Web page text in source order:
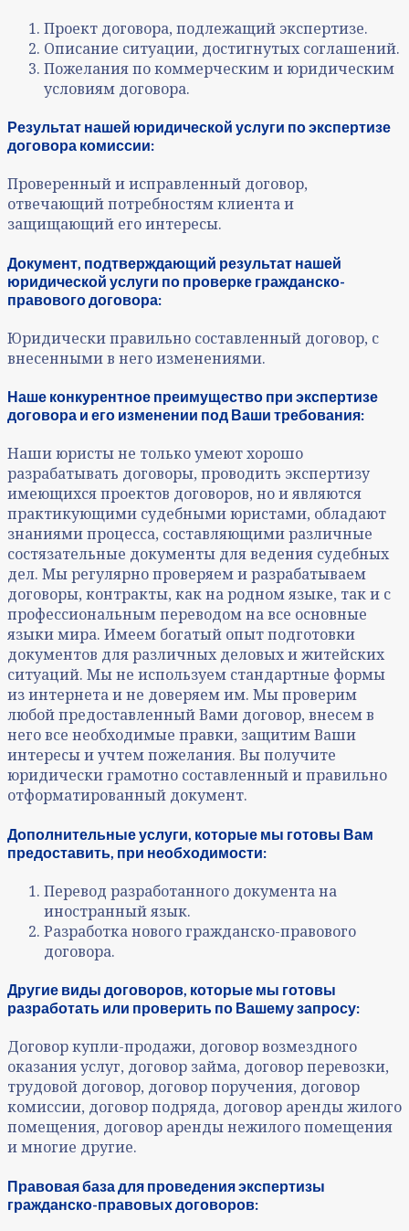
Проект договора, подлежащий экспертизе.
Описание ситуации, достигнутых соглашений.
Пожелания по коммерческим и юридическим
условиям договора.
Результат нашей юридической услуги по экспертизе
договора комиссии:
Проверенный и исправленный договор,
отвечающий потребностям клиента и
защищающий его интересы.
Документ, подтверждающий результат нашей
юридической услуги по проверке гражданско-
правового договора:
Юридически правильно составленный договор, с
внесенными в него изменениями.
Наше конкурентное преимущество при экспертизе
договора и его изменении под Ваши требования:
Наши юристы не только умеют хорошо
разрабатывать договоры, проводить экспертизу
имеющихся проектов договоров, но и являются
практикующими судебными юристами, обладают
знаниями процесса, составляющими различные
состязательные документы для ведения судебных
дел. Мы регулярно проверяем и разрабатываем
договоры, контракты, как на родном языке, так и с
профессиональным переводом на все основные
языки мира. Имеем богатый опыт подготовки
документов для различных деловых и житейских
ситуаций. Мы не используем стандартные формы
из интернета и не доверяем им. Мы проверим
любой предоставленный Вами договор, внесем в
него все необходимые правки, защитим Ваши
интересы и учтем пожелания. Вы получите
юридически грамотно составленный и правильно
отформатированный документ.
Дополнительные услуги, которые мы готовы Вам
предоставить, при необходимости:
Перевод разработанного документа на
иностранный язык.
Разработка нового гражданско-правового
договора.
Другие виды договоров, которые мы готовы
разработать или проверить по Вашему запросу:
Договор купли-продажи, договор возмездного
оказания услуг, договор займа, договор перевозки,
трудовой договор, договор поручения, договор
комиссии, договор подряда, договор аренды жилого
помещения, договор аренды нежилого помещения
и многие другие.
Правовая база для проведения экспертизы
гражданско-правовых договоров: